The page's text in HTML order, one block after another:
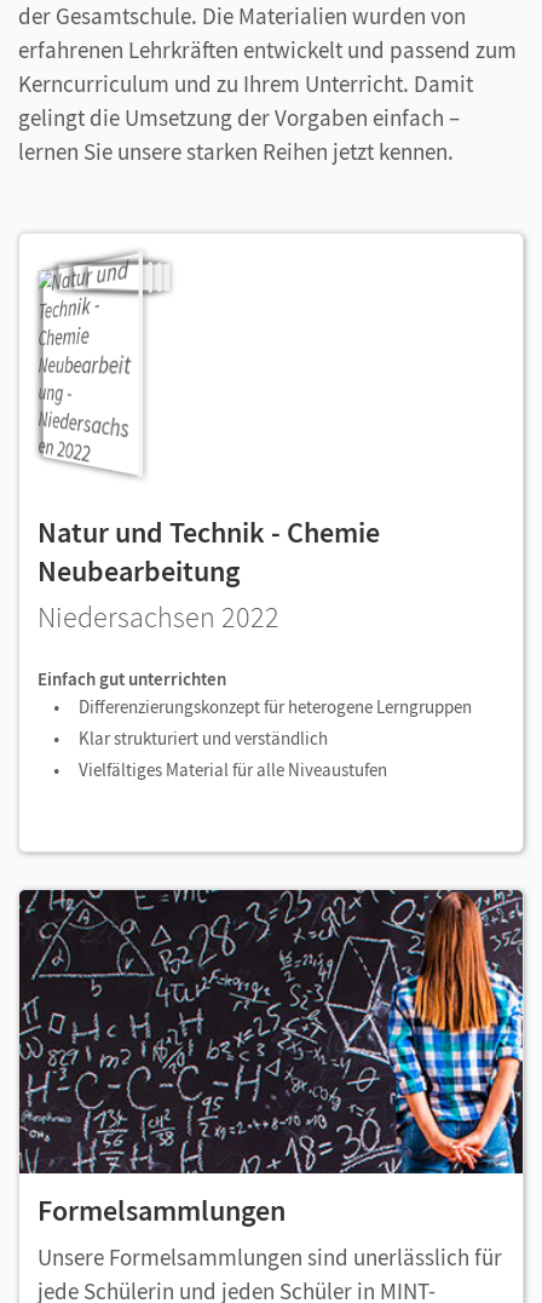
der Gesamtschule. Die Materialien wurden von
erfahrenen Lehrkräften entwickelt und passend zum
Kerncurriculum und zu Ihrem Unterricht. Damit
gelingt die Umsetzung der Vorgaben einfach –
lernen Sie unsere starken Reihen jetzt kennen.
Natur und Technik - Chemie
Neubearbeitung
Niedersachsen 2022
Einfach gut unterrichten
Differenzierungskonzept für heterogene Lerngruppen
Klar strukturiert und verständlich
Vielfältiges Material für alle Niveaustufen
Formelsammlungen
Unsere Formelsammlungen sind unerlässlich für
jede Schülerin und jeden Schüler in MINT-